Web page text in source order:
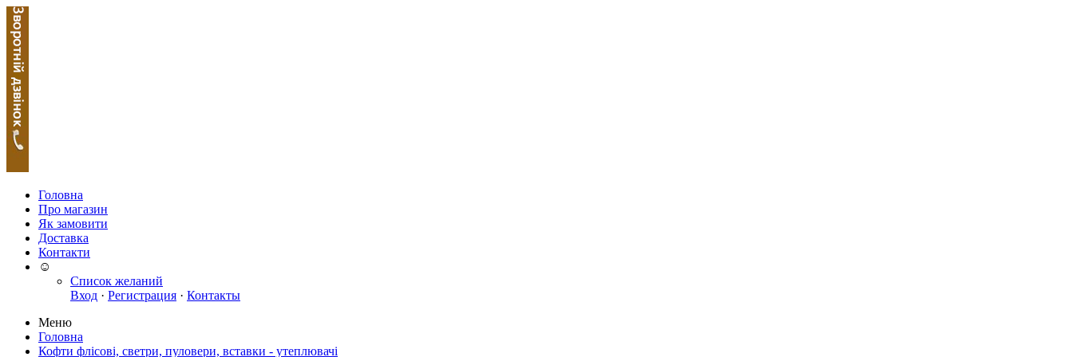
Головна
Про магазин
Як замовити
Доставка
Контакти
☺
Список желаний
Вход · Регистрация · Контакты
Меню
Головна
Кофти флісові, светри, пуловери, вставки - утеплювачі